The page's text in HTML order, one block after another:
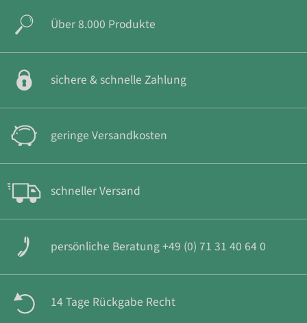
Über 8.000 Produkte
sichere & schnelle Zahlung
geringe Versandkosten
schneller Versand
persönliche Beratung +49 (0) 71 31 40 64 0
14 Tage Rückgabe Recht